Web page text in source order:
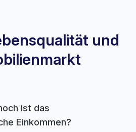
und
ist das
Einkommen?